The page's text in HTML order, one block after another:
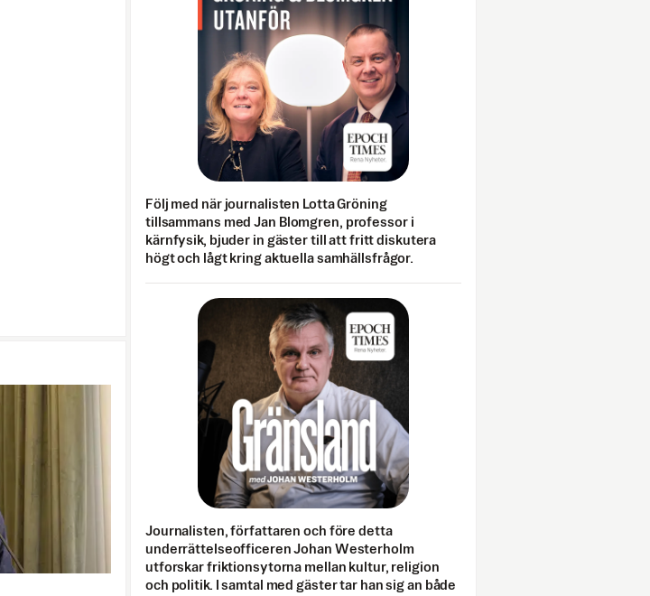
Följ med när journalisten Lotta Gröning
tillsammans med Jan Blomgren, professor i
kärnfysik, bjuder in gäster till att fritt diskutera
högt och lågt kring aktuella samhällsfrågor.
Journalisten, författaren och före detta
underrättelseofficeren Johan Westerholm
utforskar friktionsytorna mellan kultur, religion
och politik. I samtal med gäster tar han sig an både